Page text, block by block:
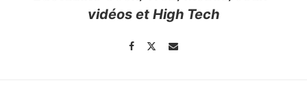
vidéos et High Tech